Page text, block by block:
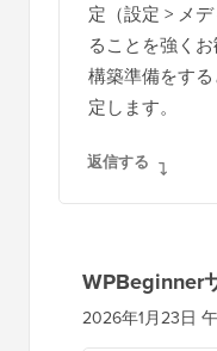
定（設定 > メ
ることを強く
構築準備をす
定します。
返信する
WPBeginner
2026年1月23日